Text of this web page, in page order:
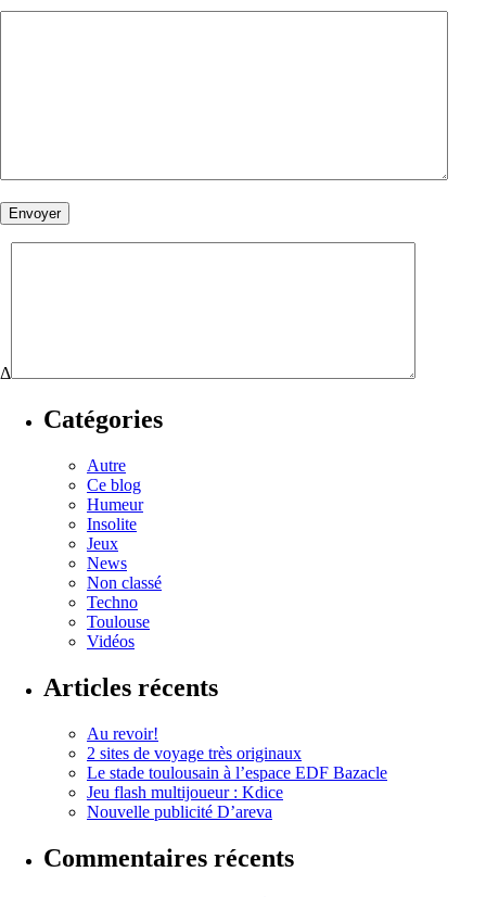
Δ
Catégories
Autre
Ce blog
Humeur
Insolite
Jeux
News
Non classé
Techno
Toulouse
Vidéos
Articles récents
Au revoir!
2 sites de voyage très originaux
Le stade toulousain à l’espace EDF Bazacle
Jeu flash multijoueur : Kdice
Nouvelle publicité D’areva
Commentaires récents